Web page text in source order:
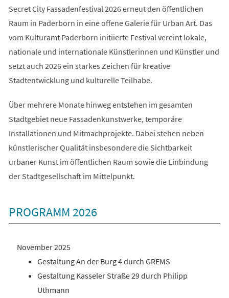
Secret City Fassadenfestival 2026 erneut den öffentlichen
Raum in Paderborn in eine offene Galerie für Urban Art. Das
vom Kulturamt Paderborn initiierte Festival vereint lokale,
nationale und internationale Künstlerinnen und Künstler und
setzt auch 2026 ein starkes Zeichen für kreative
Stadtentwicklung und kulturelle Teilhabe.
Über mehrere Monate hinweg entstehen im gesamten
Stadtgebiet neue Fassadenkunstwerke, temporäre
Installationen und Mitmachprojekte. Dabei stehen neben
künstlerischer Qualität insbesondere die Sichtbarkeit
urbaner Kunst im öffentlichen Raum sowie die Einbindung
der Stadtgesellschaft im Mittelpunkt.
PROGRAMM 2026
November 2025
Gestaltung An der Burg 4 durch GREMS
Gestaltung Kasseler Straße 29 durch Philipp
Uthmann